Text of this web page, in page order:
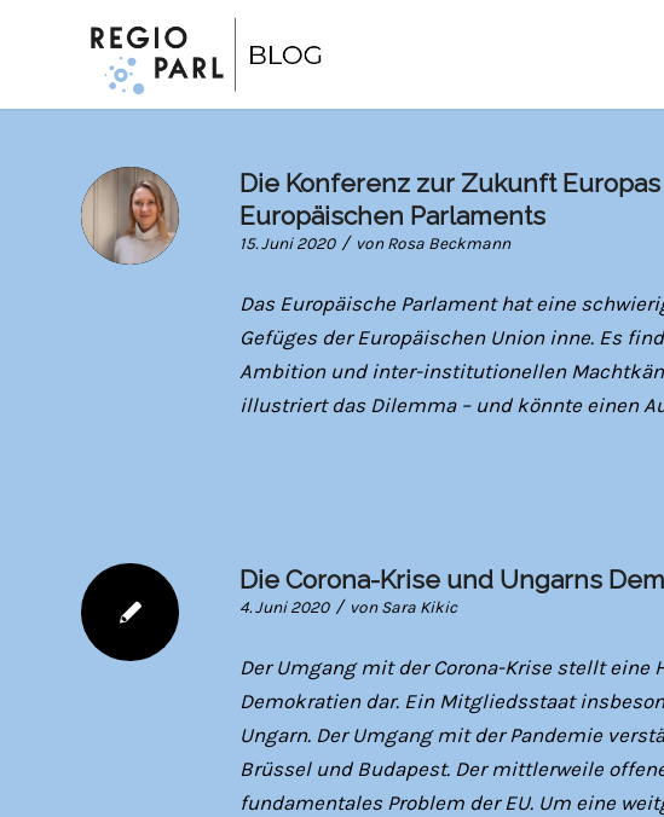
Die Konferenz zur Zukunft
Europäischen Parlaments
15. Juni 2020 / vonRosa Beckmann
Das Europäische Parlament hat eine
Gefüges der Europäischen Union inne. Es
Ambition und inter-institutionellen
illustriert das Dilemma – und könnte einen
Die Corona-Krise und Ungarns
4. Juni 2020 / vonSara Kikic
Der Umgang mit der Corona-Krise stellt
Demokratien dar. Ein Mitgliedsstaat
Ungarn. Der Umgang mit der Pandemie
Brüssel und Budapest. Der mittlerweile
fundamentales Problem der EU. Um eine